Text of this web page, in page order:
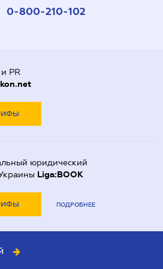
0-800-210-102
PR
юридический
Liga:BOOK
ПОДРОБНЕЕ